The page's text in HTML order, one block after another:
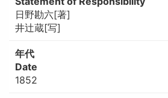
日野勘六[著]
井辻蔵[写]
年代
Date
1852